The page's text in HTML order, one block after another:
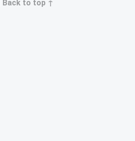
Back to top ↑